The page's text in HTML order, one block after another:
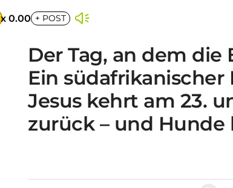
x 0.00 + POST
Der Tag, an dem
Ein
Jesus kehrt am 23.
zurück – und